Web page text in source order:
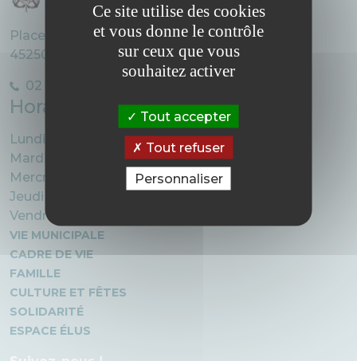
Place Charles de Gaulle
45250 Briare
02 38 31 20 08
Horaires d’ouverture
Lundi : 8h30 – 12h30/ 13h30 – 17h
Mardi : 8h30 – 12h30 / 13h30 – 17h
Mercredi : 8h30 – 12h30 / 13h30 – 17h
Jeudi : 8h30 – 12h30 / 13h30 – 17h
Vendredi : 8h30 – 12h30 / 13h30 – 16h30
VIE MUNICIPALE
CADRE DE VIE
FAMILLE
CULTURE ET FÊTES
SOLIDARITÉ
ESPACE ÉLUS
Ce site utilise des cookies
et vous donne le contrôle
sur ceux que vous
souhaitez activer
Tout accepter
Tout refuser
Personnaliser